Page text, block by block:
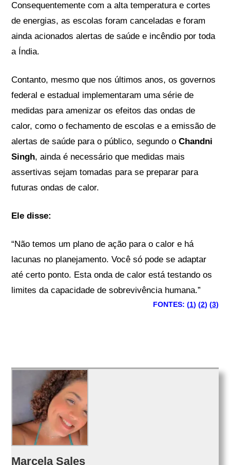
Consequentemente com a alta temperatura e cortes
de energias, as escolas foram canceladas e foram
ainda acionados alertas de saúde e incêndio por toda
a Índia.
Contanto, mesmo que nos últimos anos, os governos
federal e estadual implementaram uma série de
medidas para amenizar os efeitos das ondas de
calor, como o fechamento de escolas e a emissão de
alertas de saúde para o público, segundo oChandni
Singh, ainda é necessário que medidas mais
assertivas sejam tomadas para se preparar para
futuras ondas de calor.
Ele disse:
“Não temos um plano de ação para o calor e há
lacunas no planejamento.Você só pode se adaptar
até certo ponto. Esta onda de calor está testando os
limites da capacidade de sobrevivência humana.”
FONTES: (1) (2) (3)
Marcela Sales